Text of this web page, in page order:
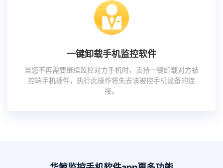
一键卸载手机监控软件
当您不再需要继续监控对方手机时，支持一键卸载对方被
控端手机插件，执行此操作将失去该被控手机设备的连
接。